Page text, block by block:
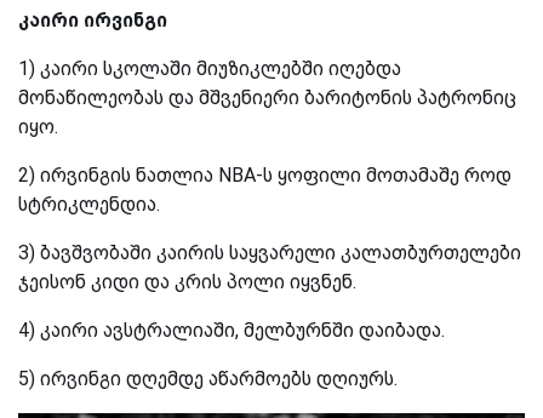
კაირი ირვინგი
1) კაირი სკოლაში მიუზიკლებში იღებდა
მონაწილეობას და მშვენიერი ბარიტონის პატრონიც
იყო.
2) ირვინგის ნათლია NBA-ს ყოფილი მოთამაშე როდ
სტრიკლენდია.
3) ბავშვობაში კაირის საყვარელი კალათბურთელები
ჯეისონ კიდი და კრის პოლი იყვნენ.
4) კაირი ავსტრალიაში, მელბურნში დაიბადა.
5) ირვინგი დღემდე აწარმოებს დღიურს.